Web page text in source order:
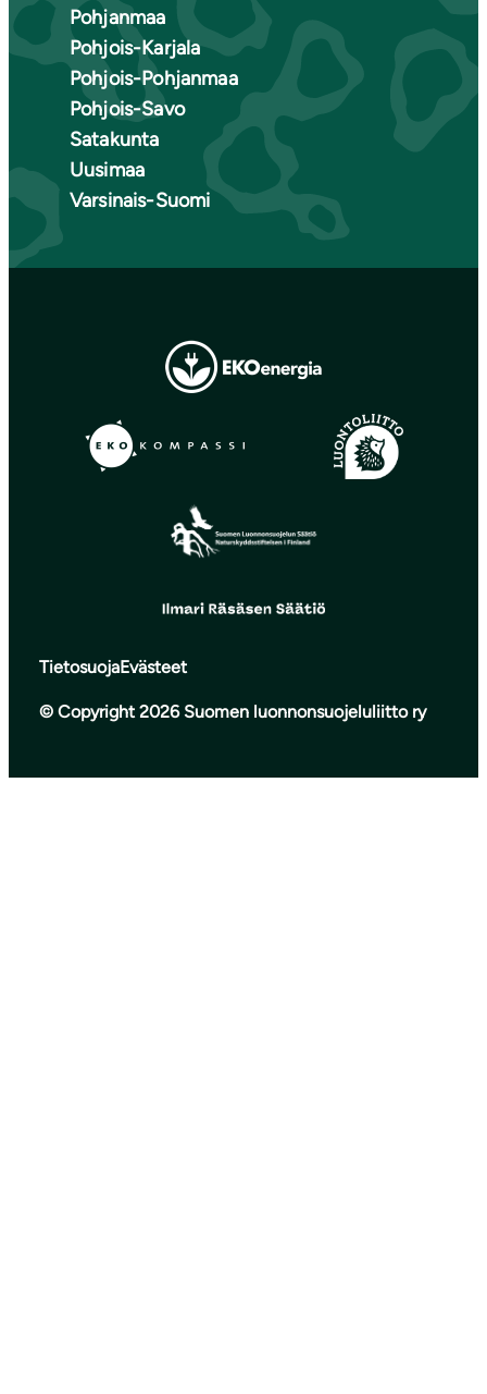
Pohjanmaa
Pohjois-Karjala
Pohjois-Pohjanmaa
Pohjois-Savo
Satakunta
Uusimaa
Varsinais-Suomi
TietosuojaEvästeet
© Copyright 2026 Suomen luonnonsuojeluliitto ry